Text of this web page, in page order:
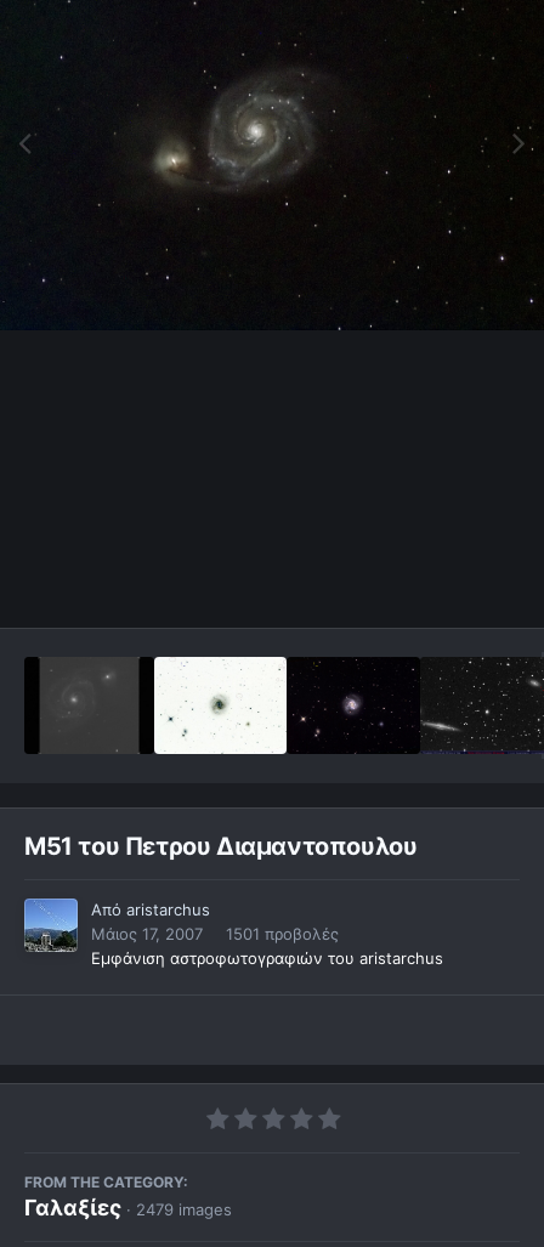
Μ51 του Πετρου Διαμαντοπουλου
Από aristarchus
Μάιος 17, 2007
1501 προβολές
Εμφάνιση αστροφωτογραφιών του aristarchus
FROM THE CATEGORY:
Γαλαξίες · 2479 images